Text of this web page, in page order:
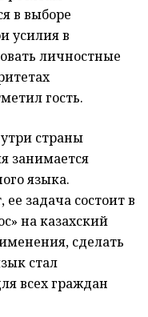
в выборе
усилия в
личностные
гость.
страны
занимается
языка.
задача состоит в
на казахский
сделать
стал
всех граждан